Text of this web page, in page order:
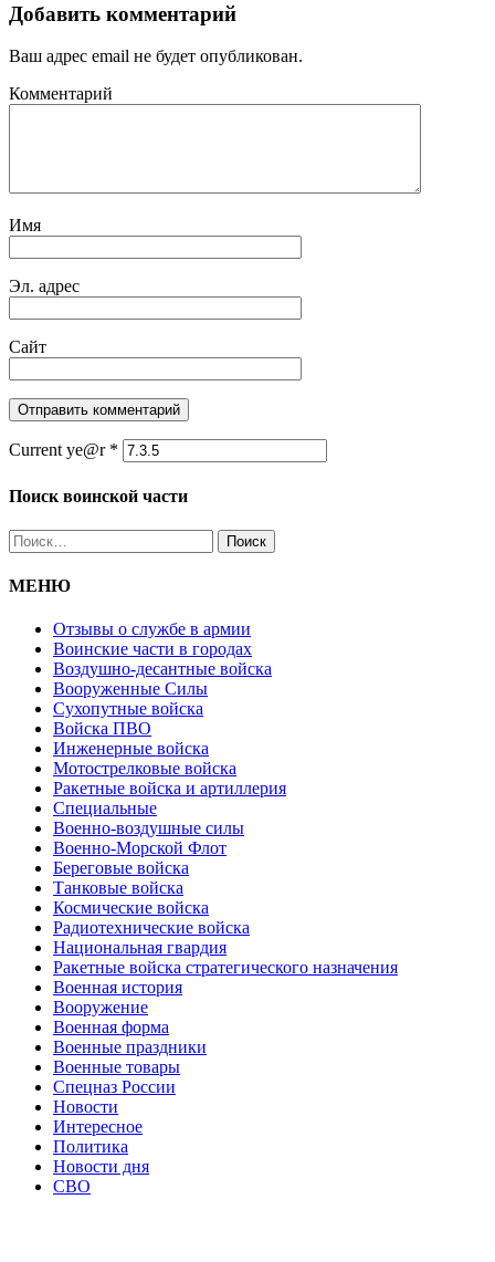
Добавить комментарий
Ваш адрес email не будет опубликован.
Комментарий
Имя
Эл. адрес
Сайт
Current ye@r *
Поиск воинской части
Найти:
МЕНЮ
Отзывы о службе в армии
Воинские части в городах
Воздушно-десантные войска
Вооруженные Cилы
Cухопутные войска
Войска ПВО
Инженерные войска
Мотострелковые войска
Ракетные войска и артиллерия
Специальные
Военно-воздушные силы
Военно-Морской Флот
Береговые войска
Танковые войска
Космические войска
Радиотехнические войска
Национальная гвардия
Ракетные войска стратегического назначения
Военная история
Вооружение
Военная форма
Военные праздники
Военные товары
Спецназ России
Новости
Интересное
Политика
Новости дня
СВО